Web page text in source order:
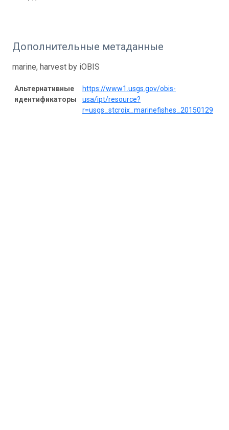
Дополнительные метаданные
marine, harvest by iOBIS
Альтернативные
идентификаторы
https://www1.usgs.gov/obis-
usa/ipt/resource?
r=usgs_stcroix_marinefishes_20150129